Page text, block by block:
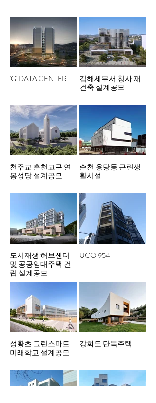
'G' DATA CENTER
김해세무서 청사 재
건축 설계공모
천주교 춘천교구 연
봉성당 설계공모
순천 용당동 근린생
활시설
도시재생 허브센터
및 공공임대주택 건
립 설계공모
UCO 954
성황초 그린스마트
미래학교 설계공모
강화도 단독주택